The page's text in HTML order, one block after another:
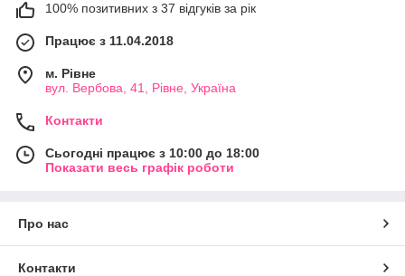
100% позитивних з 37 відгуків за рік
Працює з 11.04.2018
м. Рівне
вул. Вербова, 41, Рівне, Україна
Контакти
Сьогодні працює з 10:00 до 18:00
Показати весь графік роботи
Про нас
Контакти